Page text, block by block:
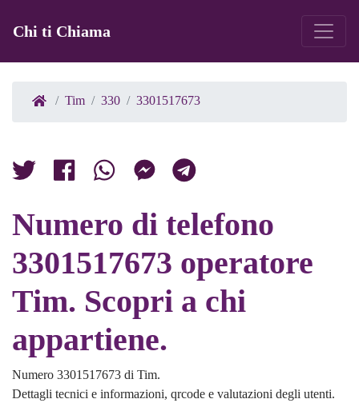
Chi ti Chiama
Tim 330 3301517673
Numero di telefono
3301517673 operatore
Tim. Scopri a chi
appartiene.
Numero 3301517673 di Tim.
Dettagli tecnici e informazioni, qrcode e valutazioni degli utenti.